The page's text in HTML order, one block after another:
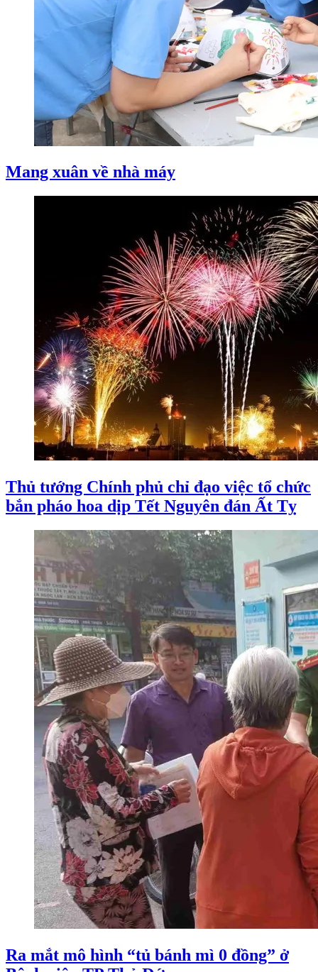
Mang xuân về nhà máy
Thủ tướng Chính phủ chỉ đạo việc tổ chức
bắn pháo hoa dịp Tết Nguyên đán Ất Tỵ
Ra mắt mô hình “tủ bánh mì 0 đồng” ở